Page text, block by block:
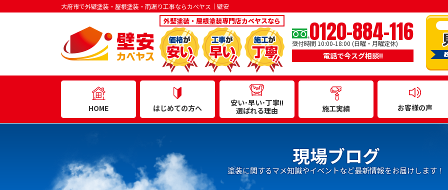
大府市で外壁塗装・屋根塗装・雨漏り工事ならカベヤス｜壁安
外壁塗装・屋根塗装専門店カベヤスなら 0120-884-116
受付時間 10:00-18:00 (日曜・月曜定休)
電話で今スグ相談!!
HOME はじめての方へ
安い･早い･丁寧!!
選ばれる理由
施工実績 お客様の声
現場ブログ
塗装に関するマメ知識やイベントなど最新情報をお届けします！